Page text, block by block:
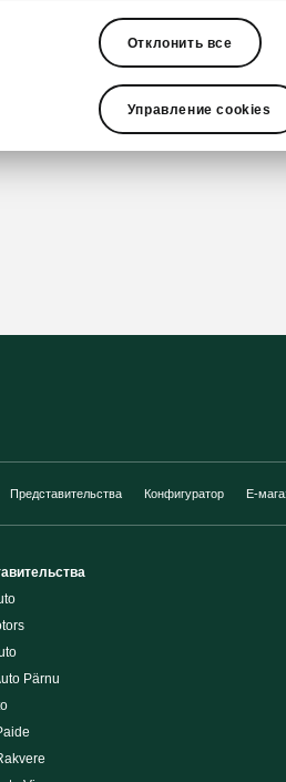
Представительства Конфигуратор E-
Pärnu
Отклонить все
Управление cookies